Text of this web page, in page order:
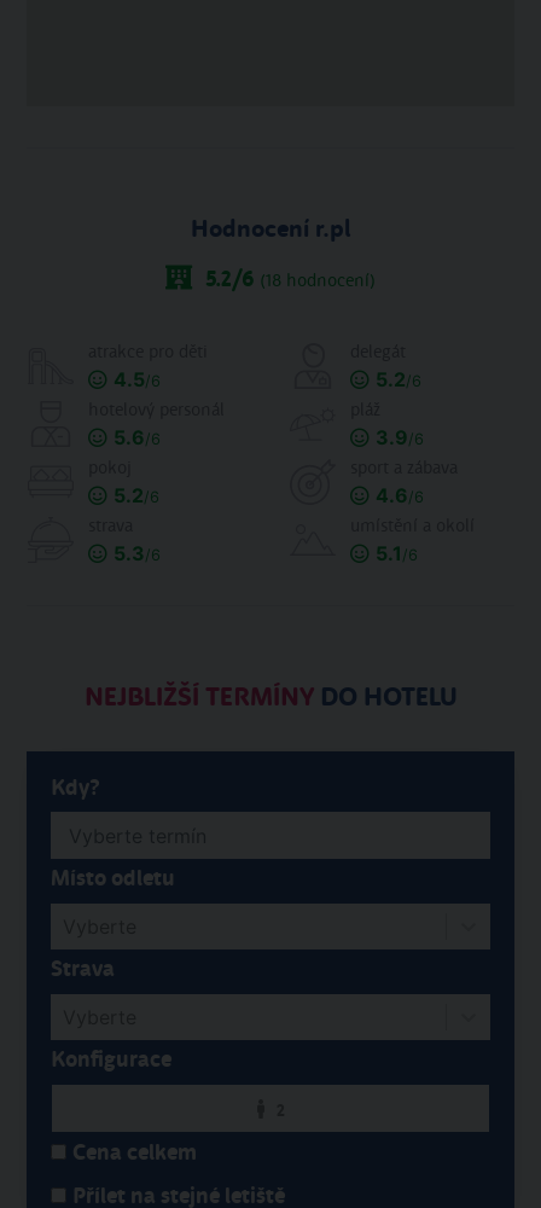
Hodnocení r.pl
5.2/6 (18 hodnocení)
4.5/6 5.2/6
5.6/6 3.9/6
5.2/6 4.6/6
5.3/6 5.1 /6
NEJBLIŽŠÍ TERMÍNYDO HOTELU
Kdy?
Místo odletu
Strava
Konfigurace
Cena celkem
Přílet na stejné letiště